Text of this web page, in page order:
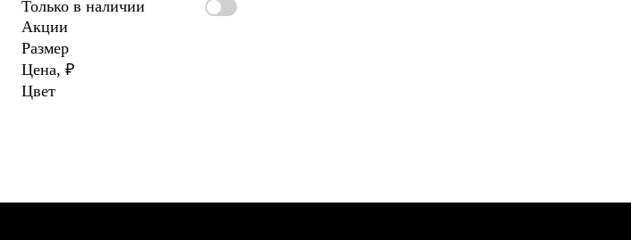
Жилеты
Термобелье
Теплое термобелье
Среднее термобелье
Легкое термобелье
Лёгкая одежда
Только в наличии
Акции
Размер
Цена, ₽
Цвет